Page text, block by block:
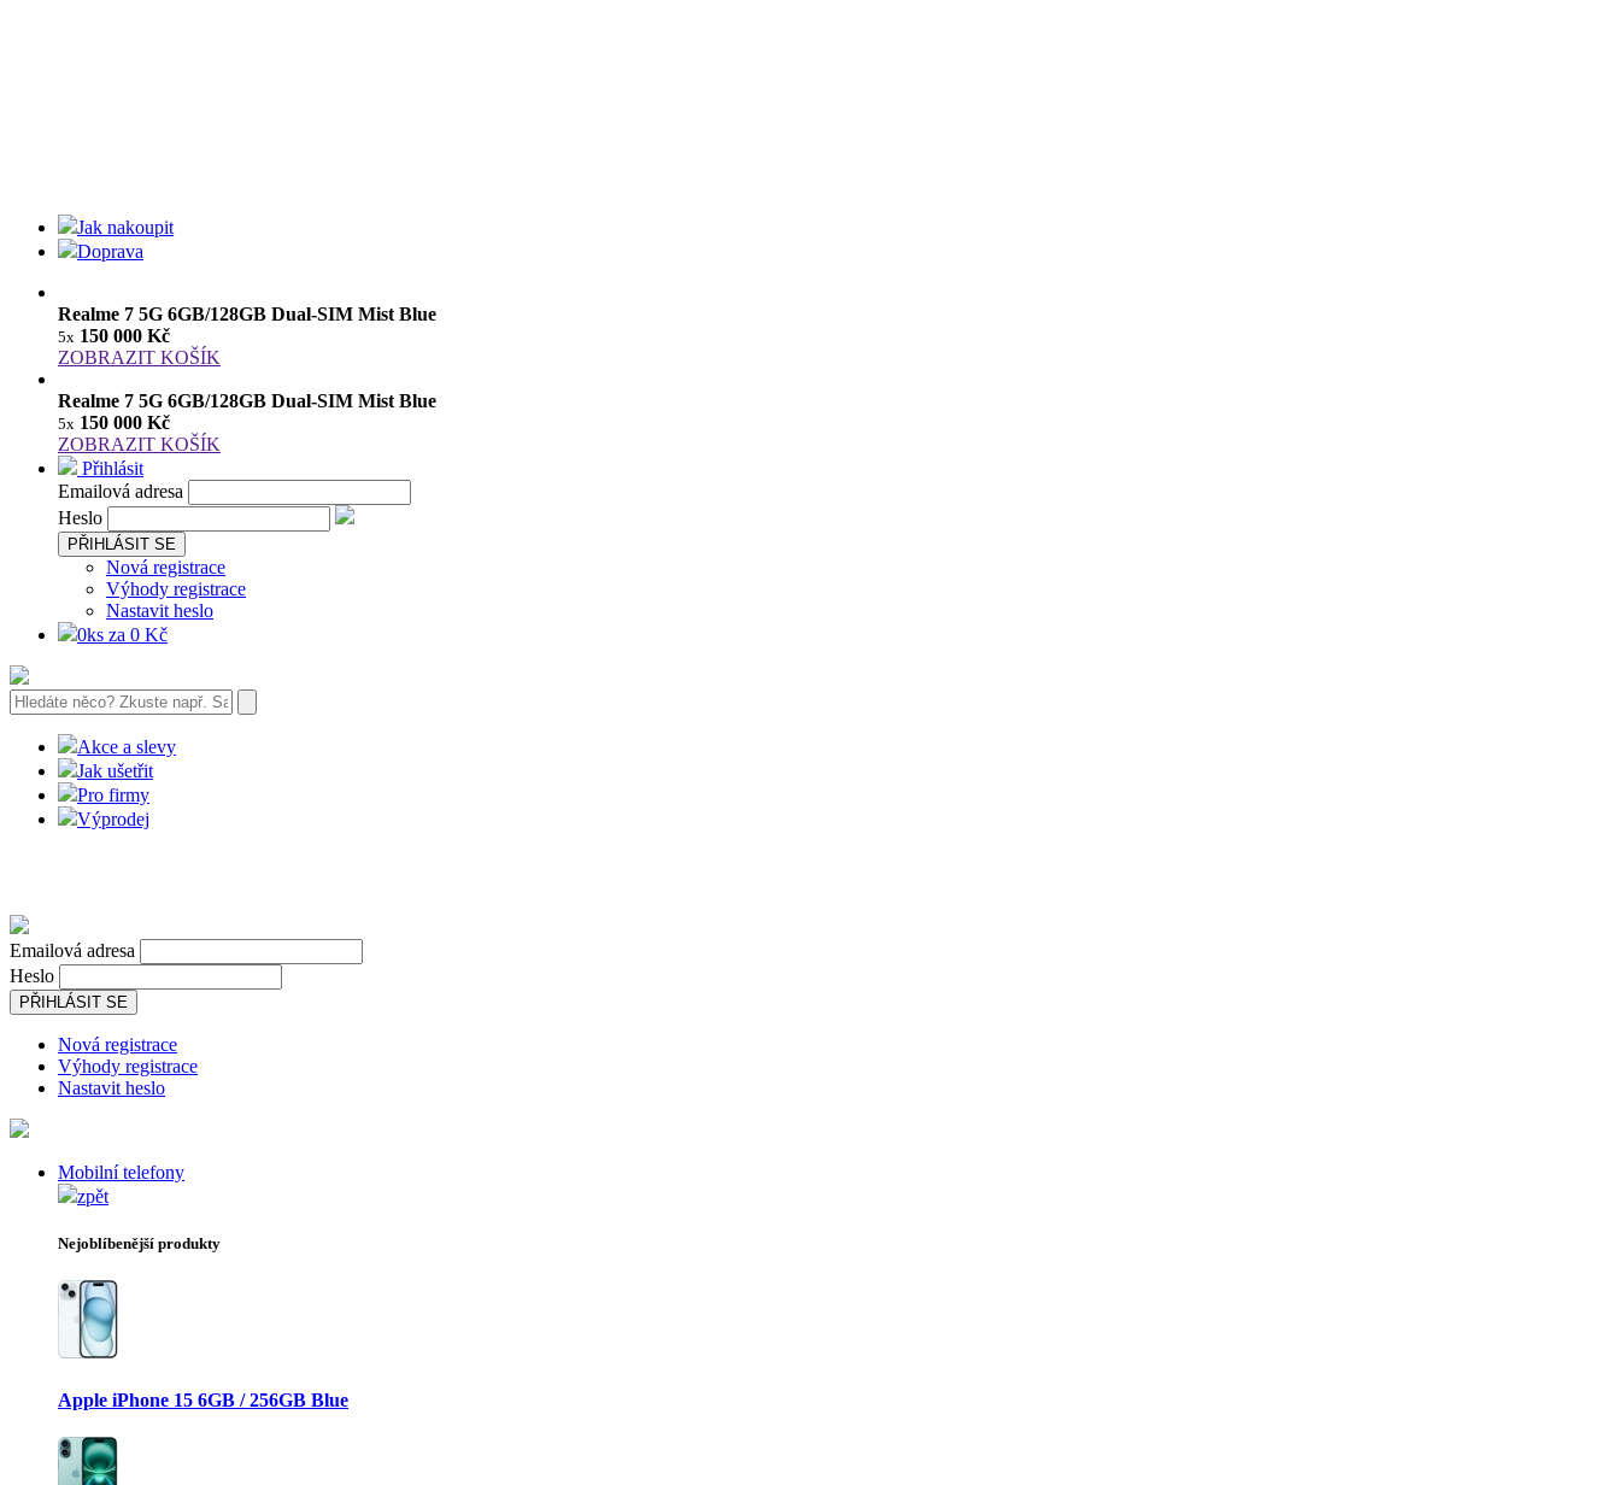
Jak nakoupit
Doprava
Realme 7 5G 6GB/128GB Dual-SIM Mist Blue
5x 150 000 Kč
ZOBRAZIT KOŠÍK
Realme 7 5G 6GB/128GB Dual-SIM Mist Blue
5x 150 000 Kč
ZOBRAZIT KOŠÍK
Přihlásit
Emailová adresa
Heslo
PŘIHLÁSIT SE
Nová registrace
Výhody registrace
Nastavit heslo
0ks za 0 Kč
Akce a slevy
Jak ušetřit
Pro firmy
Výprodej
Emailová adresa
Heslo
PŘIHLÁSIT SE
Nová registrace
Výhody registrace
Nastavit heslo
Mobilní telefony
zpět
Nejoblíbenější produkty
Apple iPhone 15 6GB / 256GB Blue